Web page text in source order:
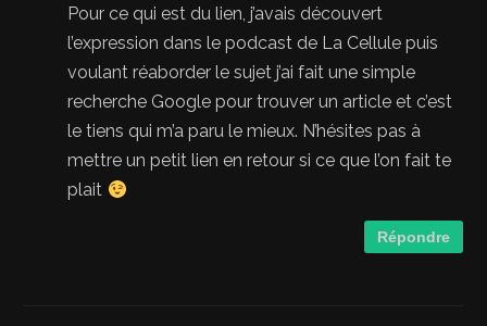
Pour ce qui est du lien, j’avais découvert
l’expression dans le podcast de La Cellule puis
voulant réaborder le sujet j’ai fait une simple
recherche Google pour trouver un article et c’est
le tiens qui m’a paru le mieux. N’hésites pas à
mettre un petit lien en retour si ce que l’on fait te
plait
Répondre